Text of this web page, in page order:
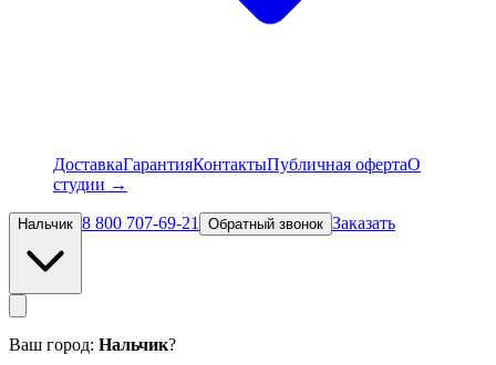
ДоставкаГарантияКонтактыПубличная офертаО
студии →
Нальчик 8 800 707-69-21 Обратный звонок Заказать
Ваш город: Нальчик?